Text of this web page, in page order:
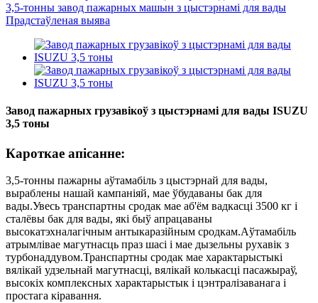
Завод пажарных грузавікоў з цыстэрнамі для вады ISUZU
3,5 тоны
Кароткае апісанне:
3,5-тонны пажарны аўтамабіль з цыстэрнай для вады,
выраблены нашай кампаніяй, мае ўбудаваны бак для
вады.Увесь транспартны сродак мае аб'ём вадкасці 3500 кг і
сталёвы бак для вады, які быў апрацаваны
высокатэхналагічным антыкаразійным сродкам.Аўтамабіль
атрымлівае магутнасць праз шасі і мае дызельны рухавік з
турбонаддувом.Транспартны сродак мае характарыстыкі
вялікай удзельнай магутнасці, вялікай колькасці пасажыраў,
высокіх комплексных характарыстык і цэнтралізаванага і
простага кіравання.